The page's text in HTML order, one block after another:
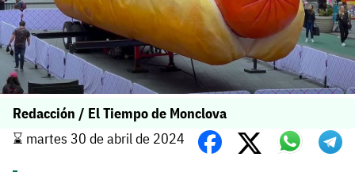
Redacción / El Tiempo de Monclova
⌛️ martes 30 de abril de 2024